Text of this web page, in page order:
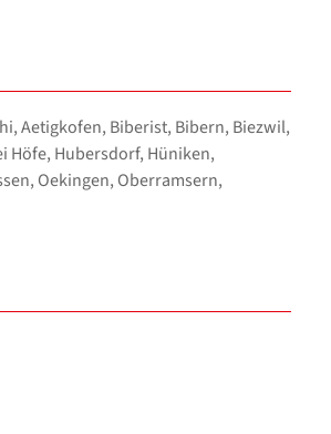
Aetigkofen, Biberist, Bibern, Biezwil,
Höfe, Hubersdorf, Hüniken,
Oekingen, Oberramsern,